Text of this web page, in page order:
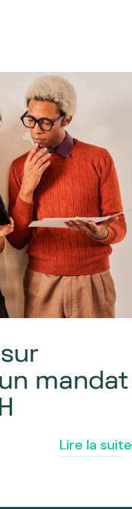
mandat
Lire la suite